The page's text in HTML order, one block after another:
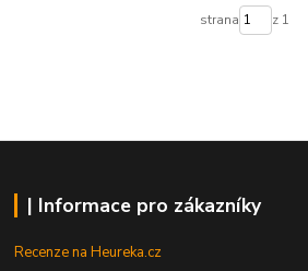
strana z 1
| Informace pro zákazníky
Recenze na Heureka.cz